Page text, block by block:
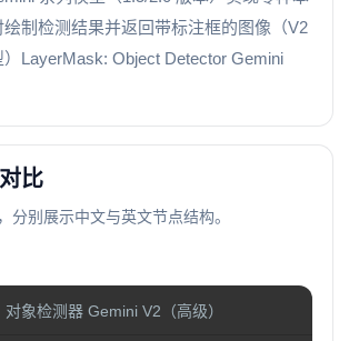
绘制检测结果并返回带标注框的图像（V2
LayerMask: Object Detector Gemini
比
分别展示中文与英文节点结构。
对象检测器 Gemini V2（高级）